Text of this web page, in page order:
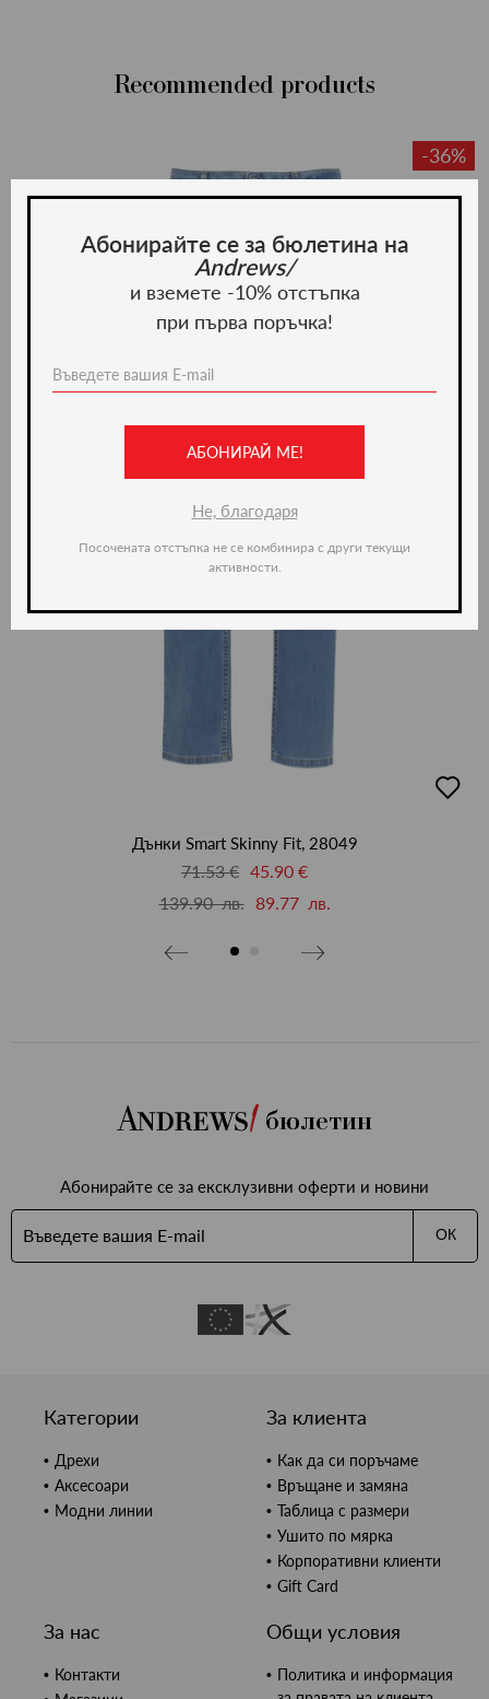
Recommended products
-36%
в
Дънки Smart Skinny Fit, 28049
71.53 € 45.90 €
139.90 лв.
89.77 лв.
бюлетин
Абонирайте се за ексклузивни оферти и новини
ОК
Категории
Дрехи
Аксесоари
Модни линии
За клиента
Как да си поръчаме
Връщане и замяна
Таблица с размери
Ушито по мярка
Корпоративни клиенти
Gift Card
За нас
Контакти
Общи условия
Политика и информация
Абонирайте се за бюлетина на
Andrews/
и вземете -10% отстъпка
при първа поръчка!
АБОНИРАЙ МЕ!
Не, благодаря
Посочената отстъпка не се комбинира с други текущи
активности.